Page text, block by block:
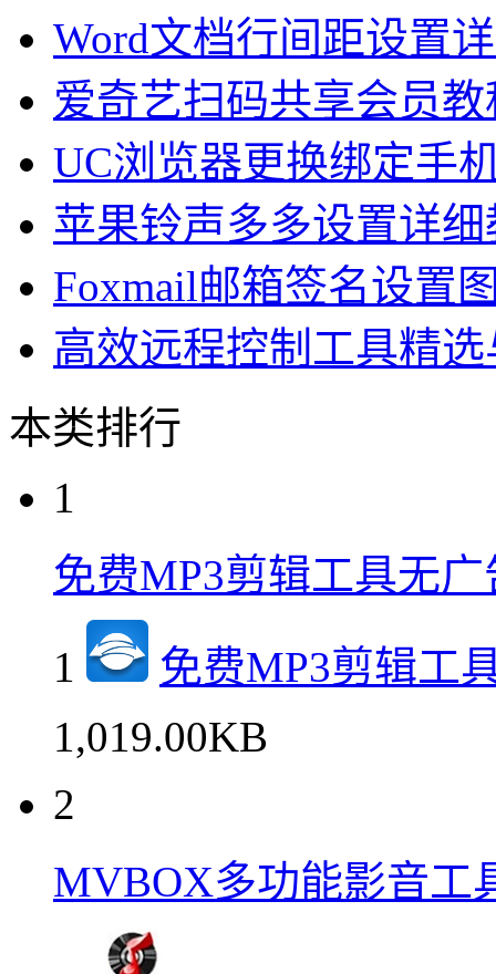
Word文档行间距设置
爱奇艺扫码共享会员教
UC浏览器更换绑定手
苹果铃声多多设置详细
Foxmail邮箱签名设置
高效远程控制工具精
本类排行
1
免费MP3剪辑工具无
1
免费MP3剪辑工
1,019.00KB
2
MVBOX多功能影音工